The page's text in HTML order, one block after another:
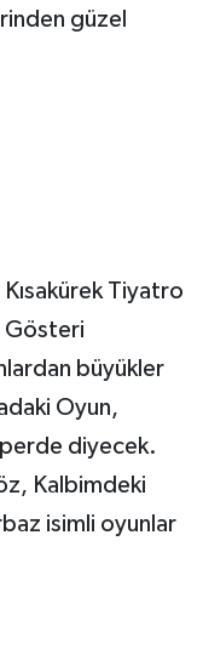
güzel
Tiyatro
Gösteri
büyükler
Oyun,
perde diyecek.
Kalbimdeki
isimli oyunlar